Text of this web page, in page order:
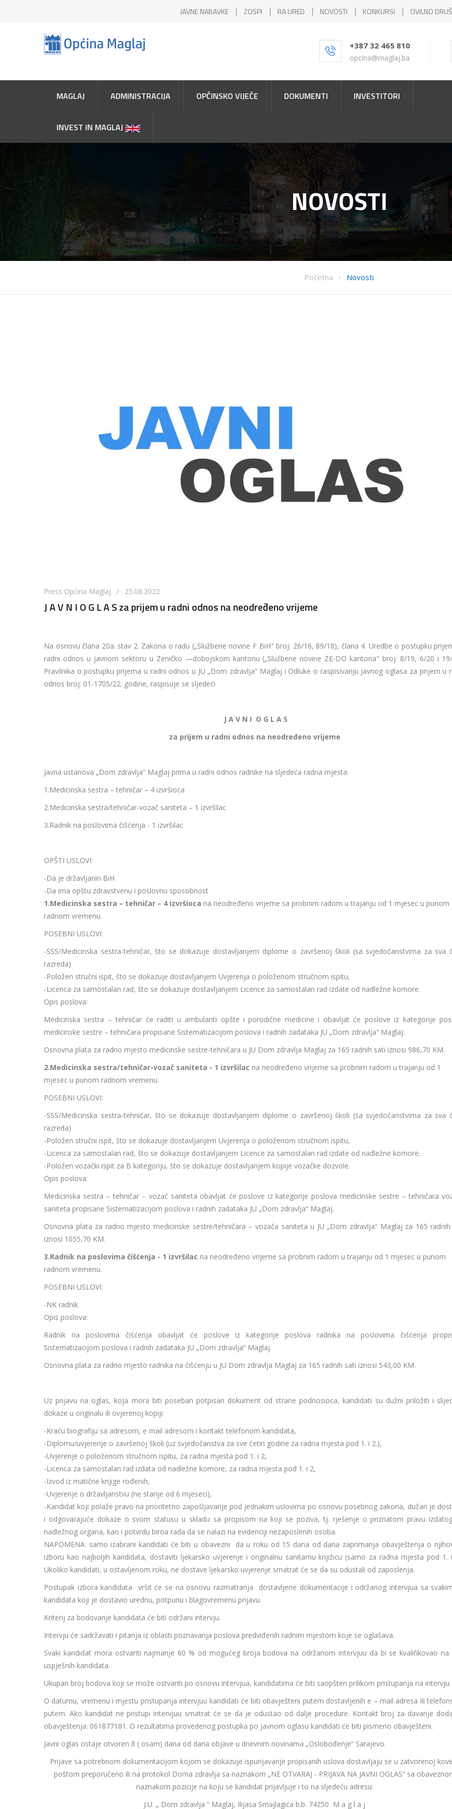
JAVNE NABAVKE ZOSPI RA URED NOVOSTI KONKURSI CIVILNO
+387 32 465 810
opcina@maglaj.ba
MAGLAJ ADMINISTRACIJA OPĆINSKO VIJEĆE DOKUMENTI INVESTITORI
INVEST IN MAGLAJ
NOVOSTI
Početna Novosti
Press Općina Maglaj / 25.08.2022
J A V N I O G L A S za prijem u radni odnos na neodređeno vrijeme
Na osnovu člana 20a. stav 2. Zakona o radu („Službene novine F BiH" broj: 26/16, 89/18), člana 4. Uredbe o postupku
radni odnos u javnom sektoru u Zeničko —dobojskom kantonu („Službene novine ZE-DO kantona" broj: 8/19, 6/20 i
Pravilnika o postupku prijema u radni odnos u JU „Dom zdravlja“ Maglaj i Odluke o raspisivanju javnog oglasa za prijem u
odnos broj: 01-1705/22. godine, raspisuje se sljedeći
J A V N I O G L A S
za prijem u radni odnos na neodređeno vrijeme
Javna ustanova „Dom zdravlja“ Maglaj prima u radni odnos radnike na sljedeća radna mjesta:
1.Medicinska sestra – tehničar – 4 izvršioca
2.Medicinska sestra/tehničar-vozač saniteta – 1 izvršilac
3.Radnik na poslovima čišćenja - 1 izvršilac
OPŠTI USLOVI:
-Da je državljanin BiH
-Da ima opštu zdravstvenu i poslovnu sposobnost
1.Medicinska sestra – tehničar – 4 izvršioca na neodređeno vrijeme sa probnim radom u trajanju od 1 mjesec u punom
radnom vremenu.
POSEBNI USLOVI:
-SSS/Medicinska sestra-tehničar, što se dokazuje dostavljanjem diplome o završenoj školi (sa svjedočanstvima za sva
razreda)
-Položen stručni ispit, što se dokazuje dostavljanjem Uvjerenja o položenom stručnom ispitu,
-Licenca za samostalan rad, što se dokazuje dostavljanjem Licence za samostalan rad izdate od nadležne komore.
Opis poslova:
Medicinska sestra – tehničar će raditi u ambulanti opšte i porodične medicine i obavljat će poslove iz kategorije
medicinske sestre – tehničara propisane Sistematizacijom poslova i radnih zadataka JU „Dom zdravlja“ Maglaj.
Osnovna plata za radno mjesto medicinske sestre-tehničara u JU Dom zdravlja Maglaj za 165 radnih sati iznosi 986,70 KM.
2.Medicinska sestra/tehničar-vozač saniteta - 1 izvršilac na neodređeno vrijeme sa probnim radom u trajanju od 1
mjesec u punom radnom vremenu.
POSEBNI USLOVI:
-SSS/Medicinska sestra-tehničar, što se dokazuje dostavljanjem diplome o završenoj školi (sa svjedočanstvima za sva
razreda)
-Položen stručni ispit, što se dokazuje dostavljanjem Uvjerenja o položenom stručnom ispitu,
-Licenca za samostalan rad, što se dokazuje dostavljanjem Licence za samostalan rad izdate od nadležne komore.
-Položen vozački ispit za B kategoriju, što se dokazuje dostavljanjem kopije vozačke dozvole.
Opis poslova:
Medicinska sestra – tehničar – vozač saniteta obavljat će poslove iz kategorije poslova medicinske sestre – tehničara
saniteta propisane Sistematizacijom poslova i radnih zadataka JU „Dom zdravlja“ Maglaj.
Osnovna plata za radno mjesto medicinske sestre/tehničara – vozača saniteta u JU „Dom zdravlja“ Maglaj za 165
iznosi 1055,70 KM.
3.Radnik na poslovima čišćenja - 1 izvršilac na neodređeno vrijeme sa probnim radom u trajanju od 1 mjesec u punom
radnom vremenu.
POSEBNI USLOVI:
-NK radnik
Opis poslova:
Radnik na poslovima čišćenja obavljat će poslove iz kategorije poslova radnika na poslovima čišćenja
Sistematizacijom poslova i radnih zadataka JU „Dom zdravlja“ Maglaj.
Osnovna plata za radno mjesto radnika na čišćenju u JU Dom zdravlja Maglaj za 165 radnih sati iznosi 543,00 KM.
Uz prijavu na oglas, koja mora biti poseban potpisan dokument od strane podnosioca, kandidati su dužni priložiti i
dokaze u originalu ili ovjerenoj kopiji:
-Kraću biografiju sa adresom, e mail adresom i kontakt telefonom kandidata,
-Diplomu/uvjerenje o završenoj školi (uz svjedočanstva za sve četiri godine za radna mjesta pod 1. i 2.),
-Uvjerenje o položenom stručnom ispitu, za radna mjesta pod 1. i 2,
-Licenca za samostalan rad izdata od nadležne komore, za radna mjesta pod 1. i 2,
-Izvod iz matične knjige rođenih,
-Uvjerenje o državljanstvu (ne starije od 6 mjeseci),
-Kandidat koji polaže pravo na prioritetno zapošljavanje pod jednakim uslovima po osnovu posebnog zakona, dužan je
i odgovarajuće dokaze o svom statusu u skladu sa propisom na koji se poziva, tj. rješenje o priznatom pravu
nadležnog organa, kao i potvrdu biroa rada da se nalazi na evidenciji nezaposlenih osoba.
NAPOMENA: samo izabrani kandidati će biti u obavezni da u roku od 15 dana od dana zaprimanja obavještenja o
izboru kao najboljih kandidata, dostaviti ljekarsko uvjerenje i originalnu sanitarnu knjižicu (samo za radna mjesta pod 1.
Ukoliko kandidati, u ostavljenom roku, ne dostave ljekarsko uvjerenje smatrat će se da su odustali od zaposlenja.
Postupak izbora kandidata vršit će se na osnovu razmatranja dostavljene dokumentacije i održanog intervjua sa
kandidata koji je dostavio urednu, potpunu i blagovremenu prijavu.
Kriterij za bodovanje kandidata će biti održani intervju.
Intervju će sadržavati i pitanja iz oblasti poznavanja poslova predviđenih radnim mjestom koje se oglašava.
Svaki kandidat mora ostvariti najmanje 60 % od mogućeg broja bodova na održanom intervjuu da bi se kvalifikovao na
uspješnih kandidata.
Ukupan broj bodova koji se može ostvariti po osnovu intervjua, kandidatima će biti saopšten prilikom pristupanja na intervju.
O datumu, vremenu i mjestu pristupanja intervjuu kandidati će biti obavješteni putem dostavljenih e – mail adresa ili
putem. Ako kandidat ne pristupi intervjuu smatrat će se da je odustao od dalje procedure. Kontakt broj za davanje
obavještenja: 061877181. O rezultatima provedenog postupka po javnom oglasu kandidati će biti pismeno obavješteni.
Javni oglas ostaje otvoren 8 ( osam) dana od dana objave u dnevnim novinama „Oslobođenje“ Sarajevo.
Prijave sa potrebnom dokumentacijom kojom se dokazuje ispunjavanje propisanih uslova dostavljaju se u zatvorenoj
poštom preporučeno ili na protokol Doma zdravlja sa naznakom „NE OTVARAJ - PRIJAVA NA JAVNI OGLAS“ sa
naznakom pozicije na koju se kandidat prijavljuje i to na sljedeću adresu:
J.U. „ Dom zdravlja “ Maglaj, Ilijasa Smajlagića b.b. 74250 M a g l a j